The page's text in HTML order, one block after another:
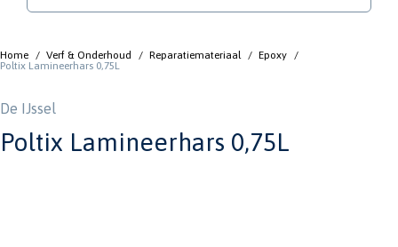
Home / Verf & Onderhoud / Reparatiemateriaal / Epoxy /
Poltix Lamineerhars 0,75L
De IJssel
Poltix Lamineerhars 0,75L